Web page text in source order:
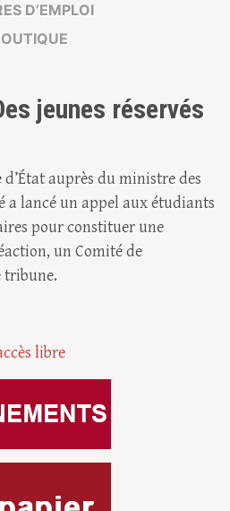
D’EMPLOI
jeunes réservés
auprès du ministre des
a lancé un appel aux étudiants
pour constituer une
un Comité de
tribune.
libre